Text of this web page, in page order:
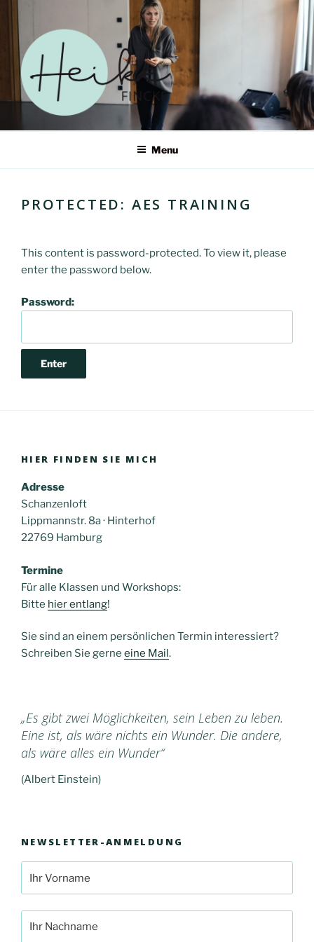
Skip
content
HEIKE FINCKE – ERWECKE
DEIN SELBST IN EINER
Menu
PROTECTED: AES TRAINING
This content is password-protected. To view it, please
enter the password below.
Password:
HIER FINDEN SIE MICH
Adresse
Schanzenloft
Lippmannstr. 8a · Hinterhof
22769 Hamburg
Termine
Für alle Klassen und Workshops:
Bitte hier entlang!
Sie sind an einem persönlichen Termin interessiert?
Schreiben Sie gerne eine Mail .
„Es gibt zwei Möglichkeiten, sein Leben zu leben.
Eine ist, als wäre nichts ein Wunder. Die andere,
als wäre alles ein Wunder“
(Albert Einstein)
NEWSLETTER-ANMELDUNG